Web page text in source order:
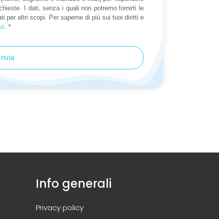
I dati, senza i quali non potremo fornirti le
per altri scopi. Per saperne di più sui tuoi diritti e
. *
Info generali
Privacy policy